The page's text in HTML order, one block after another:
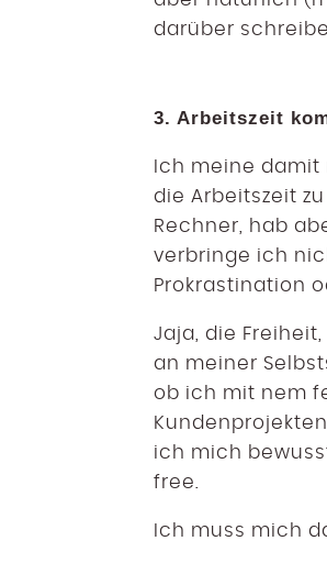
darüber
3. Arbeitszeit
Ich meine
die Arbeitszeit
Rechner, hab
verbringe ich
Prokrastination
Jaja, die
an meiner
ob ich mit nem
ich mich
free.
Ich muss mich